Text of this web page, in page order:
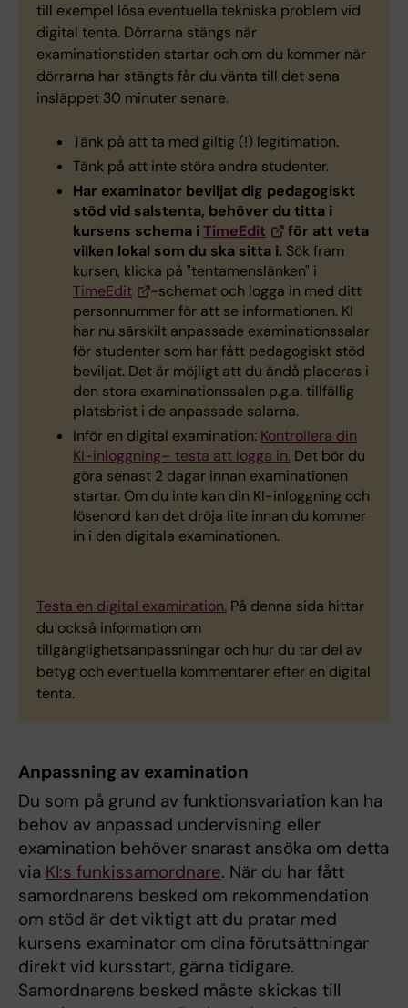
till exempel lösa eventuella tekniska problem vid
digital tenta. Dörrarna stängs när
examinationstiden startar och om du kommer när
dörrarna har stängts får du vänta till det sena
insläppet 30 minuter senare.
Tänk på att ta med giltig (!) legitimation.
Tänk på att inte störa andra studenter.
Har examinator beviljat dig pedagogiskt
stöd vid salstenta, behöver du titta i
kursens schema iTimeEdit
för att veta
vilken lokal som du ska sitta i. Sök fram
kursen, klicka på "tentamenslänken" i
TimeEdit
-schemat och logga in med ditt
personnummer för att se informationen. KI
har nu särskilt anpassade examinationssalar
för studenter som har fått pedagogiskt stöd
beviljat. Det är möjligt att du ändå placeras i
den stora examinationssalen p.g.a. tillfällig
platsbrist i de anpassade salarna.
Inför en digital examination: Kontrollera din
KI-inloggning– testa att logga in. Det bör du
göra senast 2 dagar innan examinationen
startar. Om du inte kan din KI-inloggning och
lösenord kan det dröja lite innan du kommer
in i den digitala examinationen.
Testa en digital examination. På denna sida hittar
du också information om
tillgänglighetsanpassningar och hur du tar del av
betyg och eventuella kommentarer efter en digital
tenta.
Anpassning av examination
Du som på grund av funktionsvariation kan ha
behov av anpassad undervisning eller
examination behöver snarast ansöka om detta
via KI:s funkissamordnare. När du har fått
samordnarens besked om rekommendation
om stöd är det viktigt att du pratar med
kursens examinator om dina förutsättningar
direkt vid kursstart, gärna tidigare.
Samordnarens besked måste skickas till